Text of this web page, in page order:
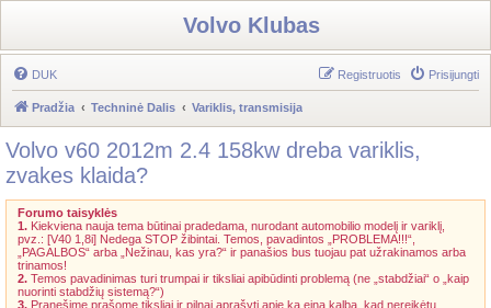
Volvo Klubas
DUK Prisijungti
Registruotis
Pradžia Techninė Dalis Variklis, transmisija
Volvo v60 2012m 2.4 158kw dreba variklis,
zvakes klaida?
Forumo taisyklės
1. Kiekviena nauja tema būtinai pradedama, nurodant automobilio modelį ir variklį,
pvz.: [V40 1,8i] Nedega STOP žibintai. Temos, pavadintos „PROBLEMA!!!“,
„PAGALBOS“ arba „Nežinau, kas yra?“ ir panašios bus tuojau pat užrakinamos arba
trinamos!
2. Temos pavadinimas turi trumpai ir tiksliai apibūdinti problemą (ne „stabdžiai“ o „kaip
nuorinti stabdžių sistemą?“)
3. Pranešime prašome tiksliai ir pilnai aprašyti apie ką eina kalba, kad nereikėtų